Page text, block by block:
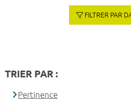
FILTRER PAR
TRIER PAR :
Pertinence